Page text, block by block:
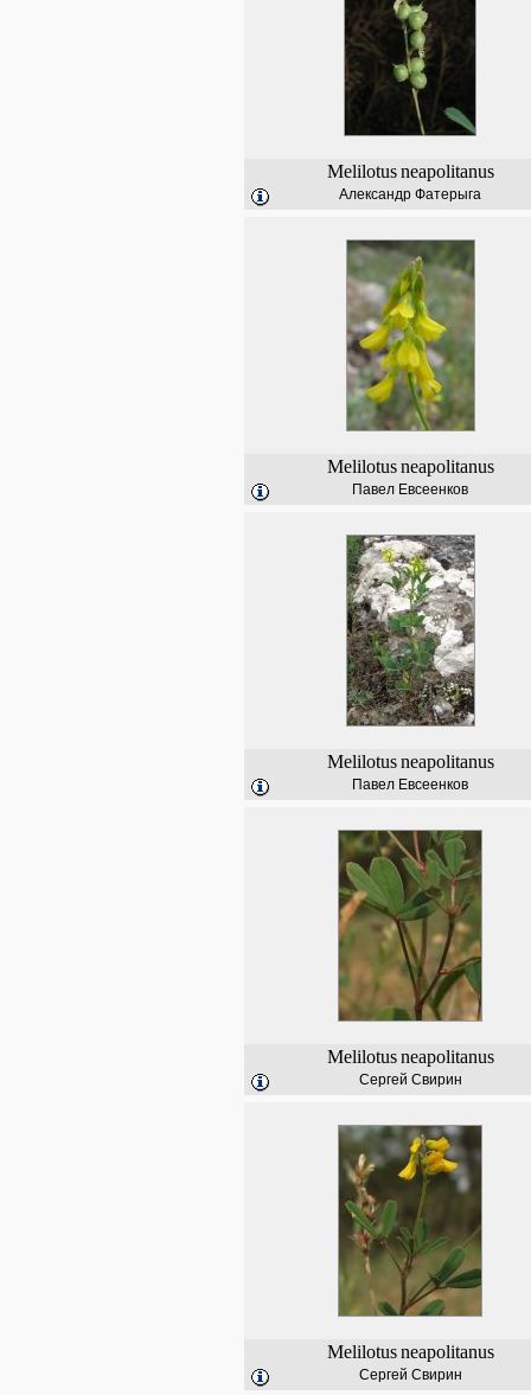
Melilotus neapolitanus
Александр Фатерыга
Melilotus neapolitanus
Павел Евсеенков
Melilotus neapolitanus
Павел Евсеенков
Melilotus neapolitanus
Сергей Свирин
Melilotus neapolitanus
Сергей Свирин